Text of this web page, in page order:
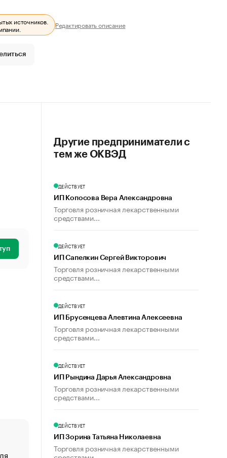
источников.
Редактировать описание
«От спорта тело стареет иначе». Как живет глава
Другие предприниматели с
тем же ОКВЭД
ДЕЙСТВУЕТ
ИП Копосова Вера Александровна
Торговля розничная лекарственными
средствами...
ДЕЙСТВУЕТ
ИП Сапелкин Сергей Викторович
Торговля розничная лекарственными
средствами...
ДЕЙСТВУЕТ
ИП Брусенцева Алевтина Алексеевна
Торговля розничная лекарственными
средствами...
ДЕЙСТВУЕТ
ИП Рындина Дарья Александровна
Торговля розничная лекарственными
средствами...
ДЕЙСТВУЕТ
ИП Зорина Татьяна Николаевна
Торговля розничная лекарственными